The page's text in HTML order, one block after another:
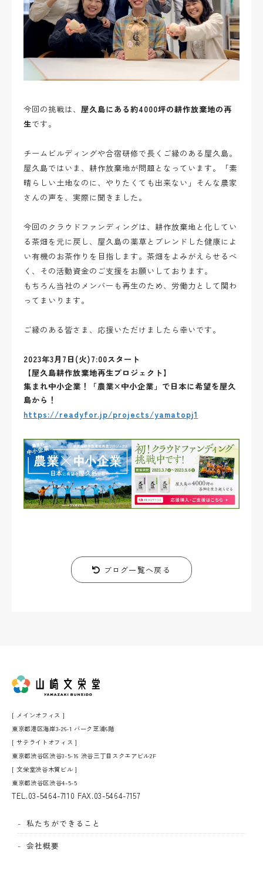
今回の挑戦は、屋久島にある約4000坪の耕作放棄地の再
生です。
チームビルディングや合宿研修で長くご縁のある屋久島。
屋久島ではいま、耕作放棄地が問題となっています。
「素
晴らしい土地なのに、やりたくても出来ない」そんな農家
さんの声を、実際に聞きました。
今回のクラウドファンディングは、耕作放棄地と化してい
る茶畑を元に戻し、屋久島の薬草とブレンドした健康によ
い有機のお茶作りを目指します。茶畑をよみがえらせるべ
く、その活動資金のご支援をお願いしております。
もちろん当社のメンバーも再生のため、労働力として関わ
ってまいります。
ご縁のある皆さま、応援いただけましたら幸いです。
2023年3月7日(火)7:00スタート
【屋久島耕作放棄地再生プロジェクト】
集まれ中小企業！「農業×中小企業」で日本に希望を屋久
島から！
https://readyfor.jp/projects/yamatopj1
ブログ一覧へ戻る
[ メインオフィス ]
東京都港区海岸3-26-1 バーク芝浦6階
[ サテライトオフィス ]
東京都渋谷区渋谷3-5-16 渋谷三丁目スクエアビル2F
[ 文栄堂渋谷木質ビル ]
東京都渋谷区渋谷4-5-5
TEL.03-5464-7110 FAX.03-5464-7157
私たちができること
会社概要